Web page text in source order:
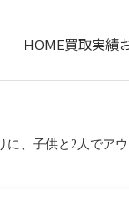
HOME買取実績
に、子供と2人でア